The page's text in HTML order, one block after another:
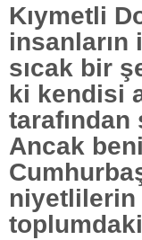
Kıymetli
insanların
sıcak bir
ki kendisi
Ancak
niyetlilerin